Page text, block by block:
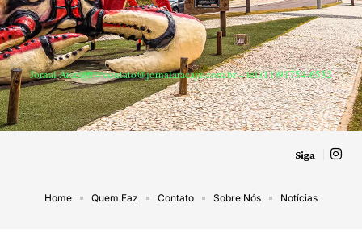
Jornal Aracaju –contato@jornalaracaju.com.br– tel.(11)91754-6532
Siga
Home Quem Faz Contato Sobre Nós Notícias